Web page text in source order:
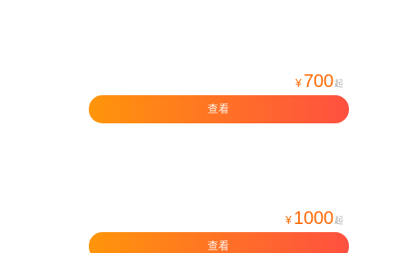
¥ 700 起
查看
¥ 1000 起
查看